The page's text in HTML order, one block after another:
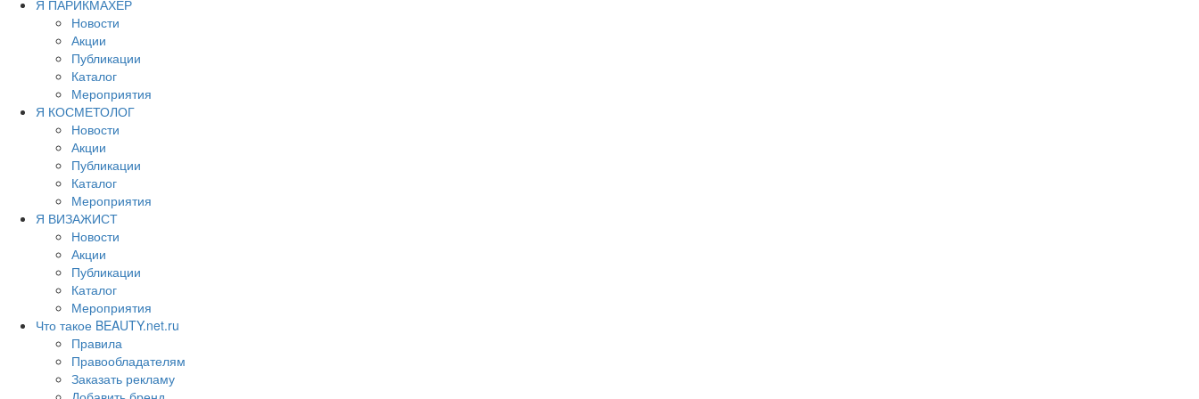
Я ПАРИКМАХЕР
Новости
Акции
Публикации
Каталог
Мероприятия
Я КОСМЕТОЛОГ
Новости
Акции
Публикации
Каталог
Мероприятия
Я ВИЗАЖИСТ
Новости
Акции
Публикации
Каталог
Мероприятия
Что такое BEAUTY.net.ru
Правила
Правообладателям
Заказать рекламу